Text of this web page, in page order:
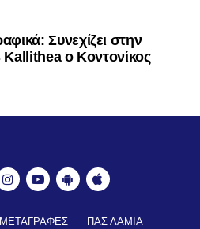
Συνεχίζει στην
ο Κοντονίκος
ΜΕΤΑΓΡΑΦΕΣ
ΠΑΣ ΛΑΜΙΑ